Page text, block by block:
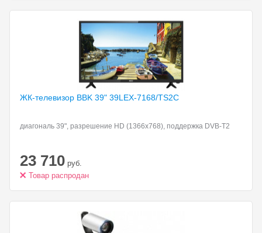
ЖК-телевизор BBK 39" 39LEX-7168/TS2C
диагональ 39", разрешение HD (1366x768), поддержка DVB-T2
23 710 руб.
Товар распродан